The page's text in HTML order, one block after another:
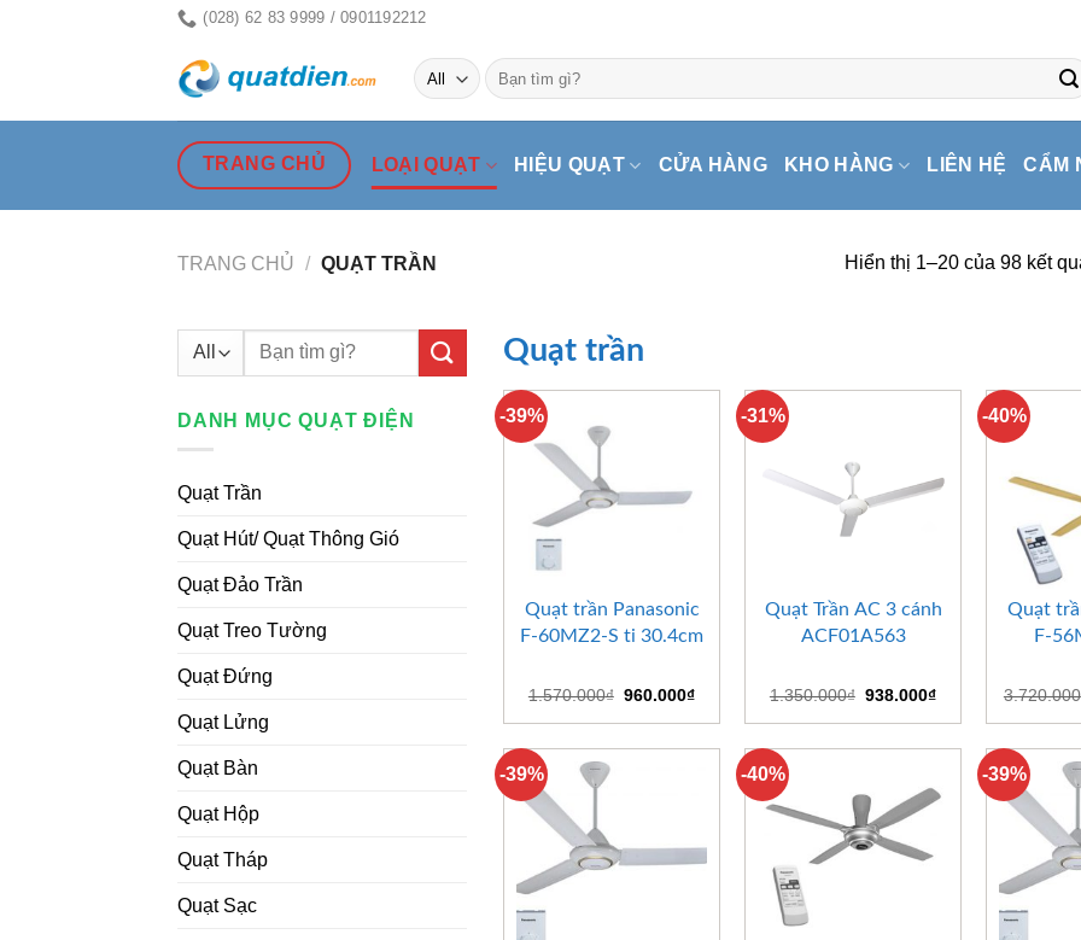
(028) 62 83 9999 / 0901192212
Tìm
kiếm:
TRANG CHỦ LOẠI QUẠT HIỆU QUẠT CỬA HÀNG KHO HÀNG LIÊN HỆ CẨM
TRANG CHỦ / QUẠT TRẦN Hiển thị 1–20 của 98 kết
Tìm
DANH MỤC QUẠT ĐIỆN
Quạt Trần
Quạt Hút/ Quạt Thông Gió
Quạt Đảo Trần
Quạt Treo Tường
Quạt Đứng
Quạt Lửng
Quạt Bàn
Quạt Hộp
Quạt Tháp
Quạt Sạc
Quạt trần
-39%
+
Quạt trần Panasonic
F-60MZ2-S ti 30.4cm
1.570.000₫ Giá
là:
1.570.000₫.
960.000₫Giá
tại
là:
960.000₫.
-31%
Quạt Trần AC 3 cánh
ACF01A563
1.350.000₫ Giá
là:
1.350.000₫.
938.000₫Giá
tại
là:
938.000₫.
-40%
+
Quạt trần Panasonic
F-
3.720.000
-39% -40%
+
-39%